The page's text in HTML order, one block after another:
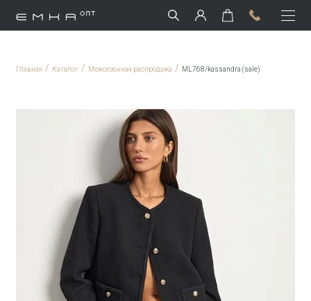
Главная / Каталог / Межсезонная распродажа / ML768/kassandra (sale)